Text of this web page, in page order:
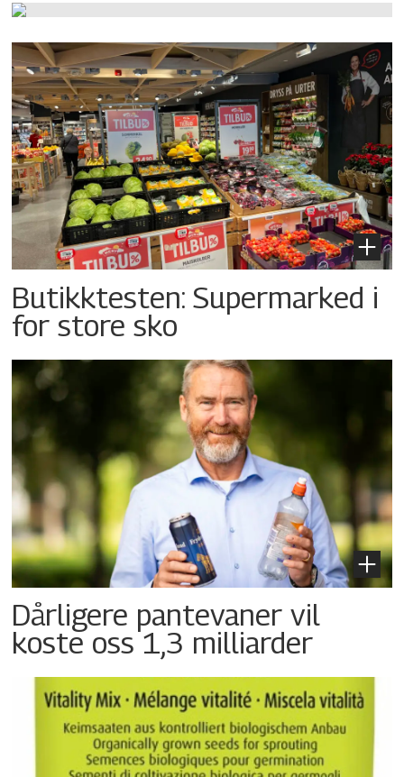
Butikktesten: Supermarked i
for store sko
Dårligere pantevaner vil
koste oss 1,3 milliarder